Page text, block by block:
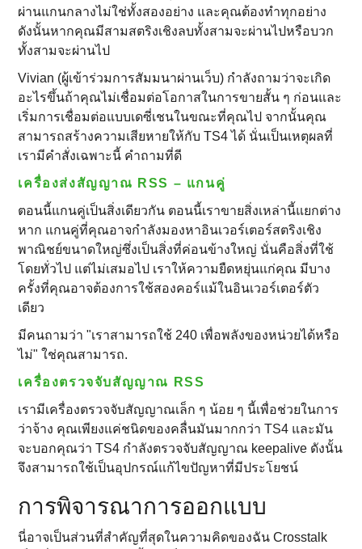
ผ่านแกนกลางไม่ใช่ทั้งสองอย่าง และคุณต้องทําทุกอย่าง
ดังนั้นหากคุณมีสามสตริงเชิงลบทั้งสามจะผ่านไปหรือบวก
ทั้งสามจะผ่านไป
Vivian (ผู้เข้าร่วมการสัมมนาผ่านเว็บ) กําลังถามว่าจะเกิด
อะไรขึ้นถ้าคุณไม่เชื่อมต่อโอกาสในการขายสั้น ๆ ก่อนและ
เริ่มการเชื่อมต่อแบบเดซี่เชนในขณะที่คุณไป จากนั้นคุณ
สามารถสร้างความเสียหายให้กับ TS4 ได้ นั่นเป็นเหตุผลที่
เรามีคําสั่งเฉพาะนี้ คําถามที่ดี
เครื่องส่งสัญญาณ RSS – แกนคู่
ตอนนี้แกนคู่เป็นสิ่งเดียวกัน ตอนนี้เราขายสิ่งเหล่านี้แยกต่าง
หาก แกนคู่ที่คุณอาจกําลังมองหาอินเวอร์เตอร์สตริงเชิง
พาณิชย์ขนาดใหญ่ซึ่งเป็นสิ่งที่ค่อนข้างใหญ่ นั่นคือสิ่งที่ใช้
โดยทั่วไป แต่ไม่เสมอไป เราให้ความยืดหยุ่นแก่คุณ มีบาง
ครั้งที่คุณอาจต้องการใช้สองคอร์แม้ในอินเวอร์เตอร์ตัว
เดียว
มีคนถามว่า "เราสามารถใช้ 240 เพื่อพลังของหน่วยได้หรือ
ไม่" ใช่คุณสามารถ.
เครื่องตรวจจับสัญญาณ RSS
เรามีเครื่องตรวจจับสัญญาณเล็ก ๆ น้อย ๆ นี้เพื่อช่วยในการ
ว่าจ้าง คุณเพียงแค่ชนิดของคลื่นมันมากกว่า TS4 และมัน
จะบอกคุณว่า TS4 กําลังตรวจจับสัญญาณ keepalive ดังนั้น
จึงสามารถใช้เป็นอุปกรณ์แก้ไขปัญหาที่มีประโยชน์
การพิจารณาการออกแบบ
นี่อาจเป็นส่วนที่สําคัญที่สุดในความคิดของฉัน Crosstalk